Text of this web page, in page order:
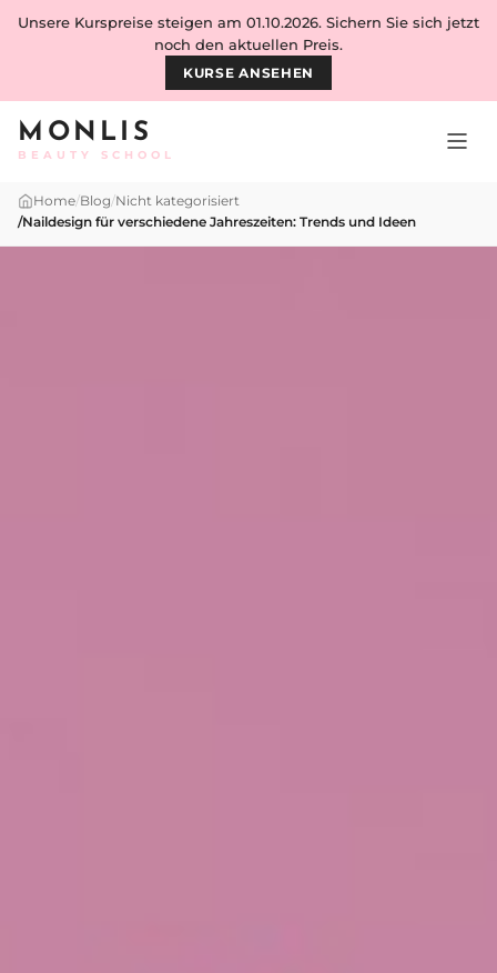
Skip to content
MONLIS
BEAUTY SCHOOL
Unsere Kurspreise steigen am 01.10.2026. Sichern Sie sich jetzt
noch den aktuellen Preis.
KURSE ANSEHEN
Home/Blog/Nicht kategorisiert
/Naildesign für verschiedene Jahreszeiten: Trends und Ideen